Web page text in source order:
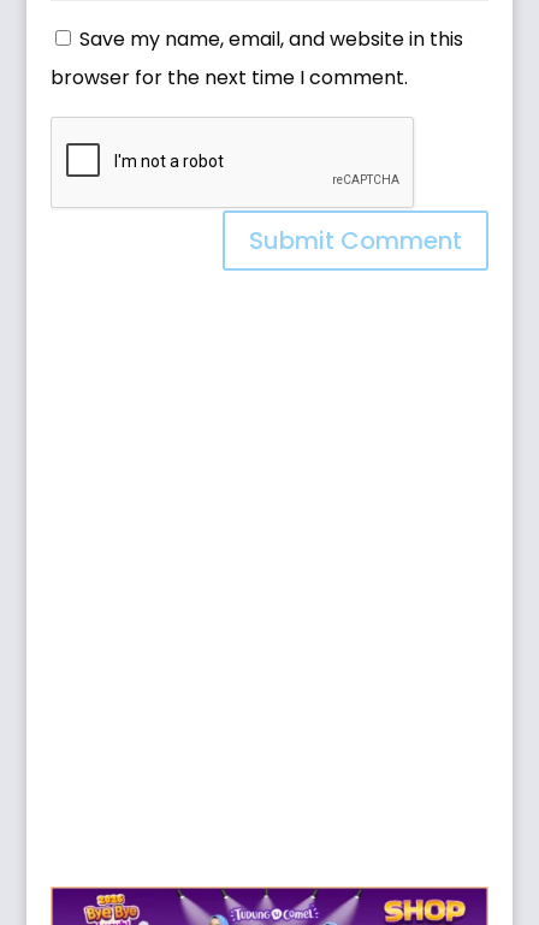
Save my name, email, and website in this
browser for the next time I comment.
Submit Comment